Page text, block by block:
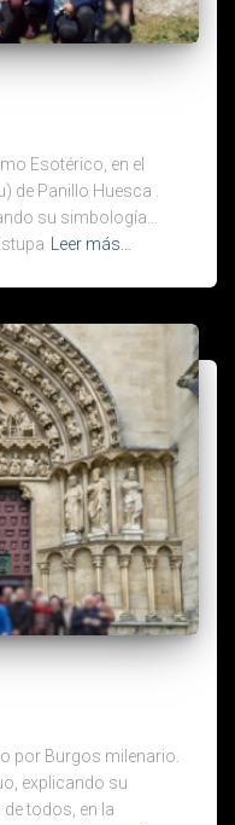
Esotérico, en el
de Panillo Huesca .
su simbología…
Leer más…
por Burgos milenario.
explicando su
todos, en la